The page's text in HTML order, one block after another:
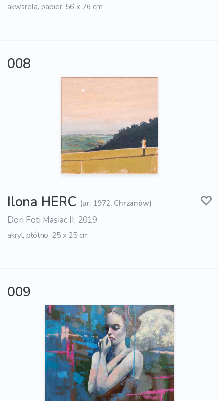
akwarela, papier, 56 x 76 cm
008
Ilona HERC (ur. 1972, Chrzanów)
Dori Foti Masiac II, 2019
akryl, płótno, 25 x 25 cm
009